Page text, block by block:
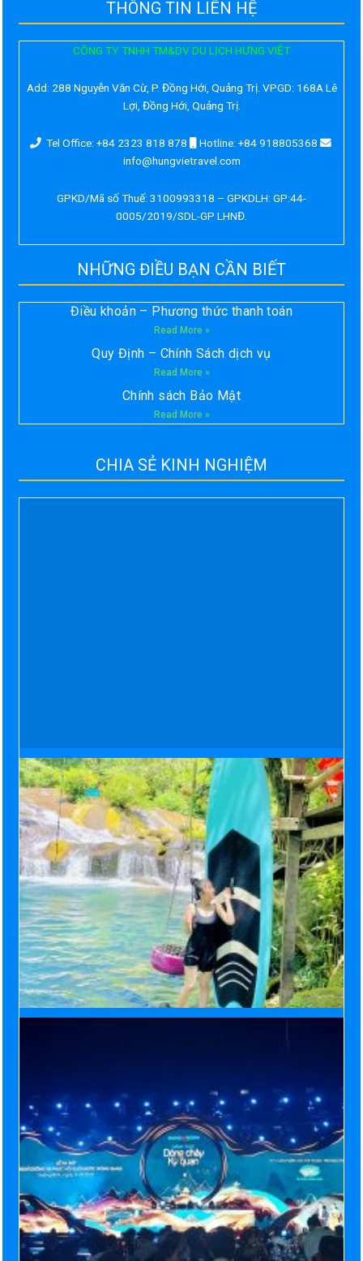
THÔNG TIN LIÊN HỆ
CÔNG TY TNHH TM&DV DU LỊCH HƯNG VIỆT
Add: 288 Nguyễn Văn Cừ, P. Đồng Hới, Quảng Trị. VPGD: 168A Lê
Lợi, Đồng Hới, Quảng Trị.
Tel Office: +84 2323 818 878
Hotline: +84 918805368
info@hungvietravel.com
GPKD/Mã số Thuế: 3100993318 – GPKDLH: GP:44-
0005/2019/SDL-GP LHNĐ.
NHỮNG ĐIỀU BẠN CẦN BIẾT
Điều khoản – Phương thức thanh toán
Read More »
Quy Định – Chính Sách dịch vụ
Read More »
Chính sách Bảo Mật
Read More »
CHIA SẺ KINH NGHIỆM